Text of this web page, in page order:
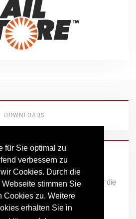
für Sie optimal zu
verbessern zu
Cookies. Durch die
stimmen Sie
Cookies zu. Weitere
erhalten Sie in
DOWNLOADS
finden Sie unseren Client für die
zum Download.
Client)